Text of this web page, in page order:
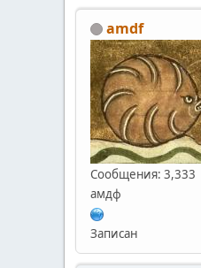
amdf
Сообщения: 3,333
амдф
Записан